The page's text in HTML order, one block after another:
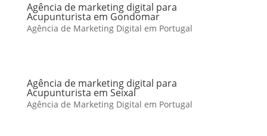
Agência de marketing digital para
Acupunturista em Gondomar
Agência de Marketing Digital em Portugal
Agência de marketing digital para
Acupunturista em Seixal
Agência de Marketing Digital em Portugal